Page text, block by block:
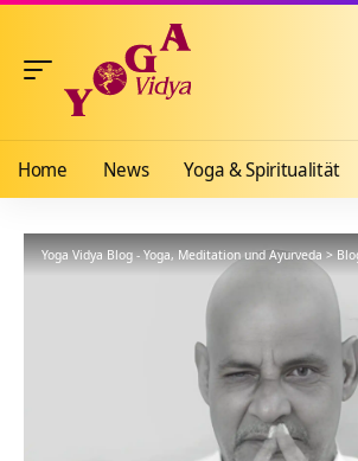
Home News Yoga & Spiritualität
Yoga Vidya Blog - Yoga, Meditation und Ayurveda>